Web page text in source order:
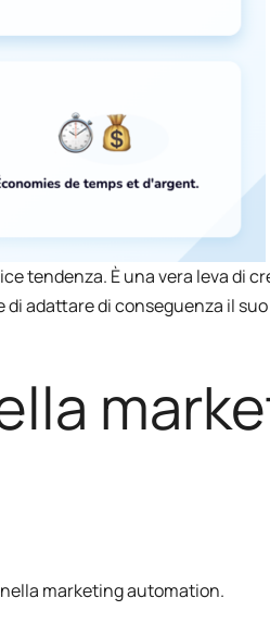
tendenza. È una vera leva di
adattare di conseguenza il
marketing automation.